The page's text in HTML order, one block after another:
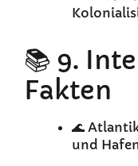
📚 9.
Fakten
🌊
und